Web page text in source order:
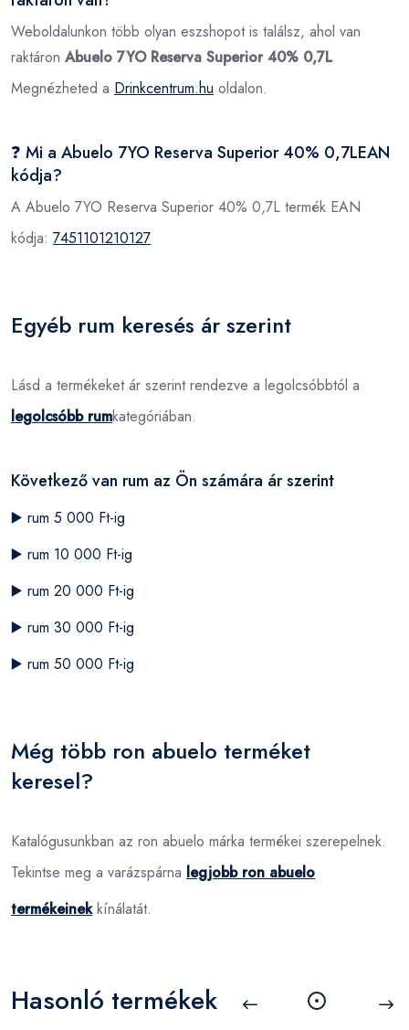
Weboldalunkon több olyan eszshopot is találsz, ahol van
raktáron Abuelo 7YO Reserva Superior 40% 0,7L
Megnézheted a Drinkcentrum.hu oldalon.
❓ Mi a Abuelo 7YO Reserva Superior 40% 0,7LEAN
kódja?
A Abuelo 7YO Reserva Superior 40% 0,7L termék EAN
kódja: 7451101210127
Egyéb rum keresés ár szerint
Lásd a termékeket ár szerint rendezve a legolcsóbbtól a
legolcsóbb rumkategóriában.
Következő van rum az Ön számára ár szerint
▶️ rum 5 000 Ft-ig
▶️ rum 10 000 Ft-ig
▶️ rum 20 000 Ft-ig
▶️ rum 30 000 Ft-ig
▶️ rum 50 000 Ft-ig
Még több ron abuelo terméket
keresel?
Katalógusunkban az ron abuelo márka termékei szerepelnek.
Tekintse meg a varázspárna legjobb ron abuelo
termékeinekkínálatát.
Hasonló termékek